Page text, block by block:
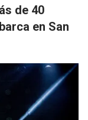
de 40
en San